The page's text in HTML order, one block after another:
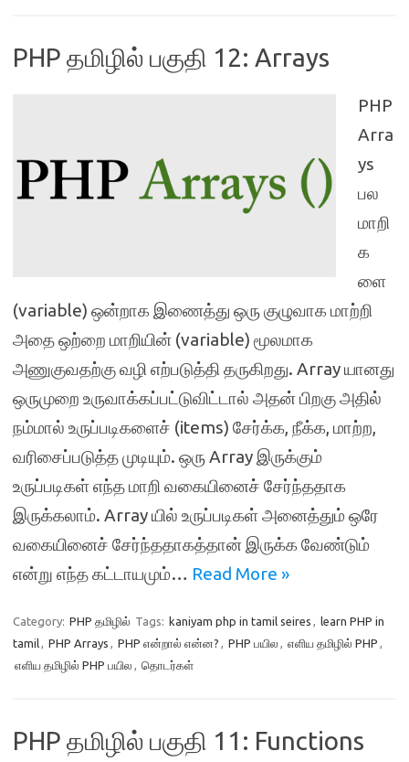
PHP தமிழில் பகுதி 12: Arrays
PHP
Arra
ys
பல
மாறி
க
ளை
(variable) ஒன்றாக இணைத்து ஒரு குழுவாக மாற்றி
அதை ஒற்றை மாறியின் (variable) மூலமாக
அணுகுவதற்கு வழி எற்படுத்தி தருகிறது. Array யானது
ஒருமுறை உருவாக்கப்பட்டுவிட்டால் அதன் பிறகு அதில்
நம்மால் உருப்படிகளைச் (items) சேர்க்க, நீக்க, மாற்ற,
வரிசைப்படுத்த முடியும். ஒரு Array இருக்கும்
உருப்படிகள் எந்த மாறி வகையினைச் சேர்ந்ததாக
இருக்கலாம். Array யில் உருப்படிகள் அனைத்தும் ஒரே
வகையினைச் சேர்ந்ததாகத்தான் இருக்க வேண்டும்
என்று எந்த கட்டாயமும்… Read More »
Category: PHP தமிழில் Tags: kaniyam php in tamil seires , learn PHP in
tamil, PHP Arrays , PHP என்றால் என்ன? , PHP பயில , எளிய தமிழில் PHP ,
எளிய தமிழில் PHP பயில , தொடர்கள்
PHP தமிழில் பகுதி 11: Functions